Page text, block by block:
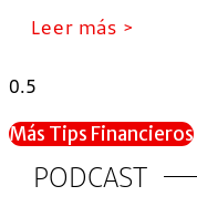
Leer más >
Más Tips Financieros
PODCAST